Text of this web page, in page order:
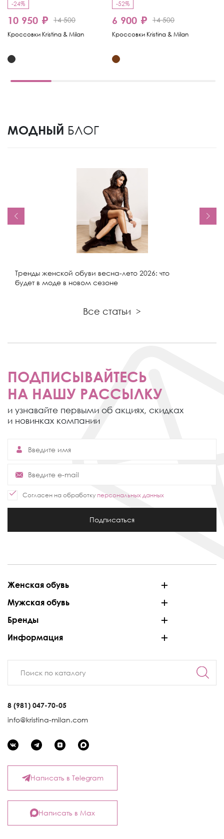
-24%
10 950 ₽ 14 500
Кроссовки Kristina & Milan
-52%
6 900 ₽ 14 500
Кроссовки Kristina & Milan
МОДНЫЙ БЛОГ
Тренды женской обуви весна-лето 2026: что
будет в моде в новом сезоне
Все статьи >
ПОДПИСЫВАЙТЕСЬ
НА НАШУ РАССЫЛКУ
и узнавайте первыми об акциях, скидках
и новинках компании
Согласен на обработку персональных данных
Подписаться
Женская обувь
Мужская обувь
Бренды
Информация
8 (981) 047-70-05
info@kristina-milan.com
Написать в Telegram
Написать в Max